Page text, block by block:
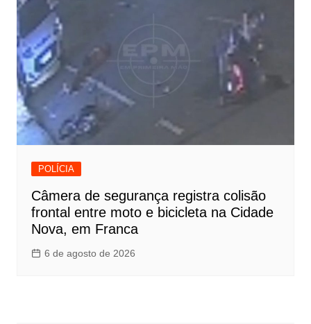
POLÍCIA
Câmera de segurança registra colisão
frontal entre moto e bicicleta na Cidade
Nova, em Franca
6 de agosto de 2026